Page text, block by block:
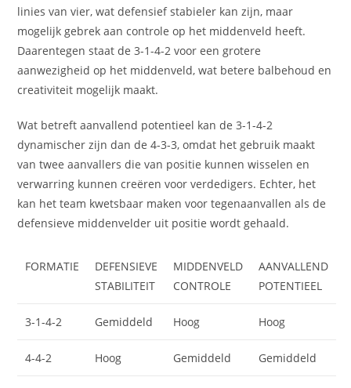
linies van vier, wat defensief stabieler kan zijn, maar
mogelijk gebrek aan controle op het middenveld heeft.
Daarentegen staat de 3-1-4-2 voor een grotere
aanwezigheid op het middenveld, wat betere balbehoud en
creativiteit mogelijk maakt.
Wat betreft aanvallend potentieel kan de 3-1-4-2
dynamischer zijn dan de 4-3-3, omdat het gebruik maakt
van twee aanvallers die van positie kunnen wisselen en
verwarring kunnen creëren voor verdedigers. Echter, het
kan het team kwetsbaar maken voor tegenaanvallen als de
defensieve middenvelder uit positie wordt gehaald.
FORMATIE
DEFENSIEVE
STABILITEIT
MIDDENVELD
CONTROLE
AANVALLEND
POTENTIEEL
3-1-4-2 Gemiddeld Hoog Hoog
4-4-2 Hoog Gemiddeld Gemiddeld